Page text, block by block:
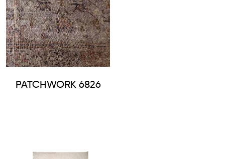
PATCHWORK 6826